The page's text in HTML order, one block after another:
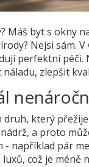
Máš byt s okny
Nejsi sám.
perfektní péči.
zlepšit
který
a proto
například pár
což je